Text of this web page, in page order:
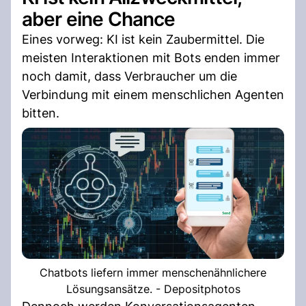
aber eine Chance
Eines vorweg: KI ist kein Zaubermittel. Die
meisten Interaktionen mit Bots enden immer
noch damit, dass Verbraucher um die
Verbindung mit einem menschlichen Agenten
bitten.
Chatbots liefern immer menschenähnlichere
Lösungsansätze. - Depositphotos